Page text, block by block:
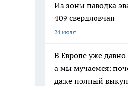
Из зоны паводка
409 свердловчан
24 июля
В Европе уже давно
а мы мучаемся:
даже полный